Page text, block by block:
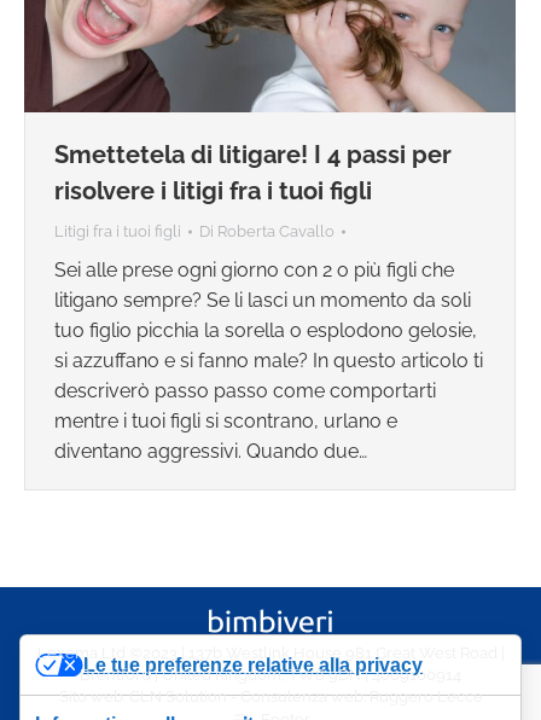
Smettetela di litigare! I 4 passi per
risolvere i litigi fra i tuoi figli
Litigi fra i tuoi figli Di Roberta Cavallo
Sei alle prese ogni giorno con 2 o più figli che
litigano sempre? Se li lasci un momento da soli
tuo figlio picchia la sorella o esplodono gelosie,
si azzuffano e si fanno male? In questo articolo ti
descriverò passo passo come comportarti
mentre i tuoi figli si scontrano, urlano e
diventano aggressivi. Quando due…
Lexema Ltd ©2023 | 137b Westlink House 981 Great West Road |
Brentford | United Kingdom, TW8 9DN | 4009100914
Sito web:CLN Solution- Consulenza web:Ruggero Lecce
Le tue preferenze relative alla privacy